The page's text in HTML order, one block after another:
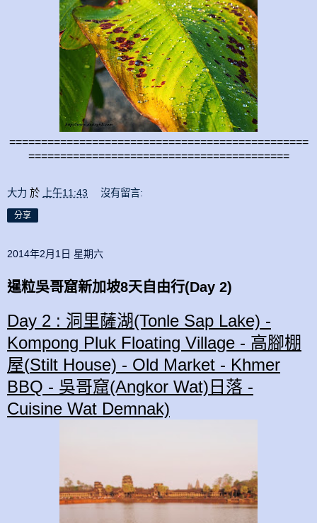
===============================================
=========================================
大力 於 上午11:43 沒有留言:
分享
2014年2月1日 星期六
暹粒吳哥窟新加坡8天自由行(Day 2)
Day 2 : 洞里薩湖(Tonle Sap Lake) -
Kompong Pluk Floating Village - 高腳棚
屋(Stilt House) - Old Market - Khmer
BBQ - 吳哥窟(Angkor Wat)日落 -
Cuisine Wat Demnak)